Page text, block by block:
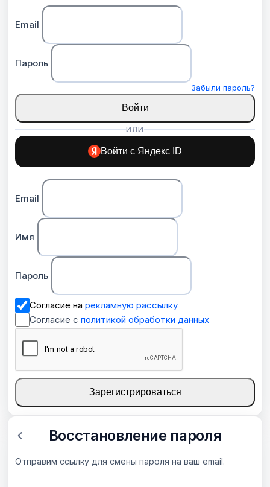
Email
Пароль
Забыли пароль?
Войти
ИЛИ
Войти с Яндекс ID
Email
Имя
Пароль
Согласие на рекламную рассылку
Согласие с политикой обработки данных
Зарегистрироваться
Восстановление пароля
Отправим ссылку для смены пароля на ваш email.